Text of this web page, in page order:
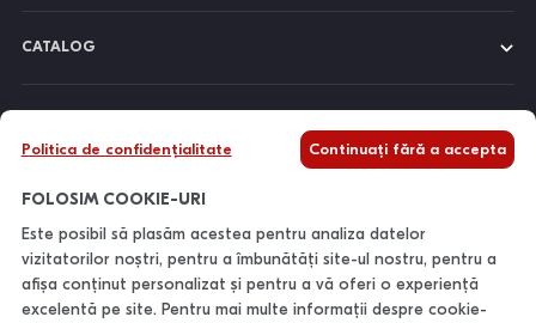
CATALOG
INFORMAȚII
CONTACTE
Politica de confidențialitate Continuați fără a accepta
FOLOSIM COOKIE-URI
Este posibil să plasăm acestea pentru analiza datelor
vizitatorilor noștri, pentru a îmbunătăți site-ul nostru, pentru a
afișa conținut personalizat și pentru a vă oferi o experiență
excelentă pe site. Pentru mai multe informații despre cookie-